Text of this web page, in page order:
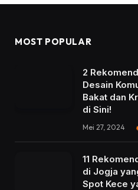
MOST POPULAR
2
Desain
Bakat dan
di Sini!
Mei 27, 2024
11
di Jogja
Spot Kece